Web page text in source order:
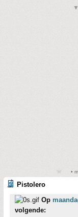
•
Pistolero
Op
volgende: